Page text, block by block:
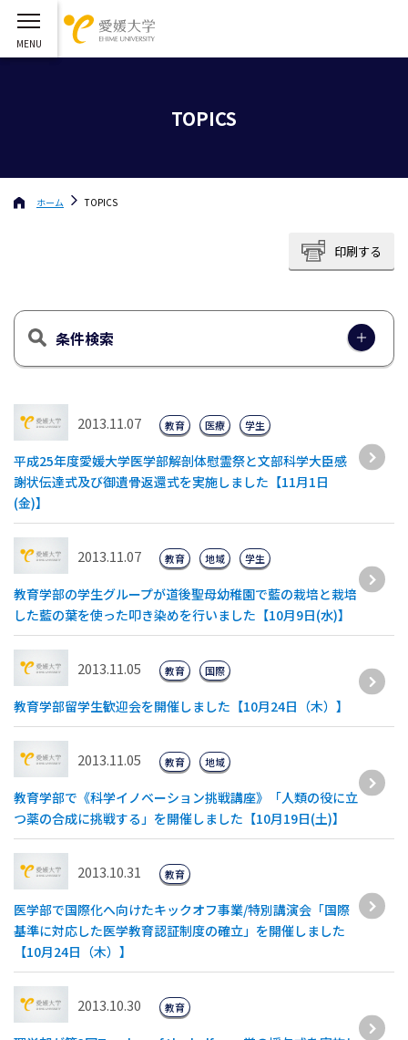
TOPICS
ホーム TOPICS
印刷する
条件検索
2013.11.07
平成25年度愛媛大学医学部解剖体慰霊祭と文部科学大臣感
謝状伝達式及び御遺骨返還式を実施しました【11月1日
(金)】
教育 医療 学生
2013.11.07
教育学部の学生グループが道後聖母幼稚園で藍の栽培と栽培
した藍の葉を使った叩き染めを行いました【10月9日(水)】
教育 地域 学生
2013.11.05
教育学部留学生歓迎会を開催しました【10月24日（木）】
教育 国際
2013.11.05
教育学部で《科学イノベーション挑戦講座》「人類の役に立
つ薬の合成に挑戦する」を開催しました【10月19日(土)】
教育 地域
2013.10.31
医学部で国際化へ向けたキックオフ事業/特別講演会「国際
基準に対応した医学教育認証制度の確立」を開催しました
【10月24日（木）】
教育
2013.10.30 教育